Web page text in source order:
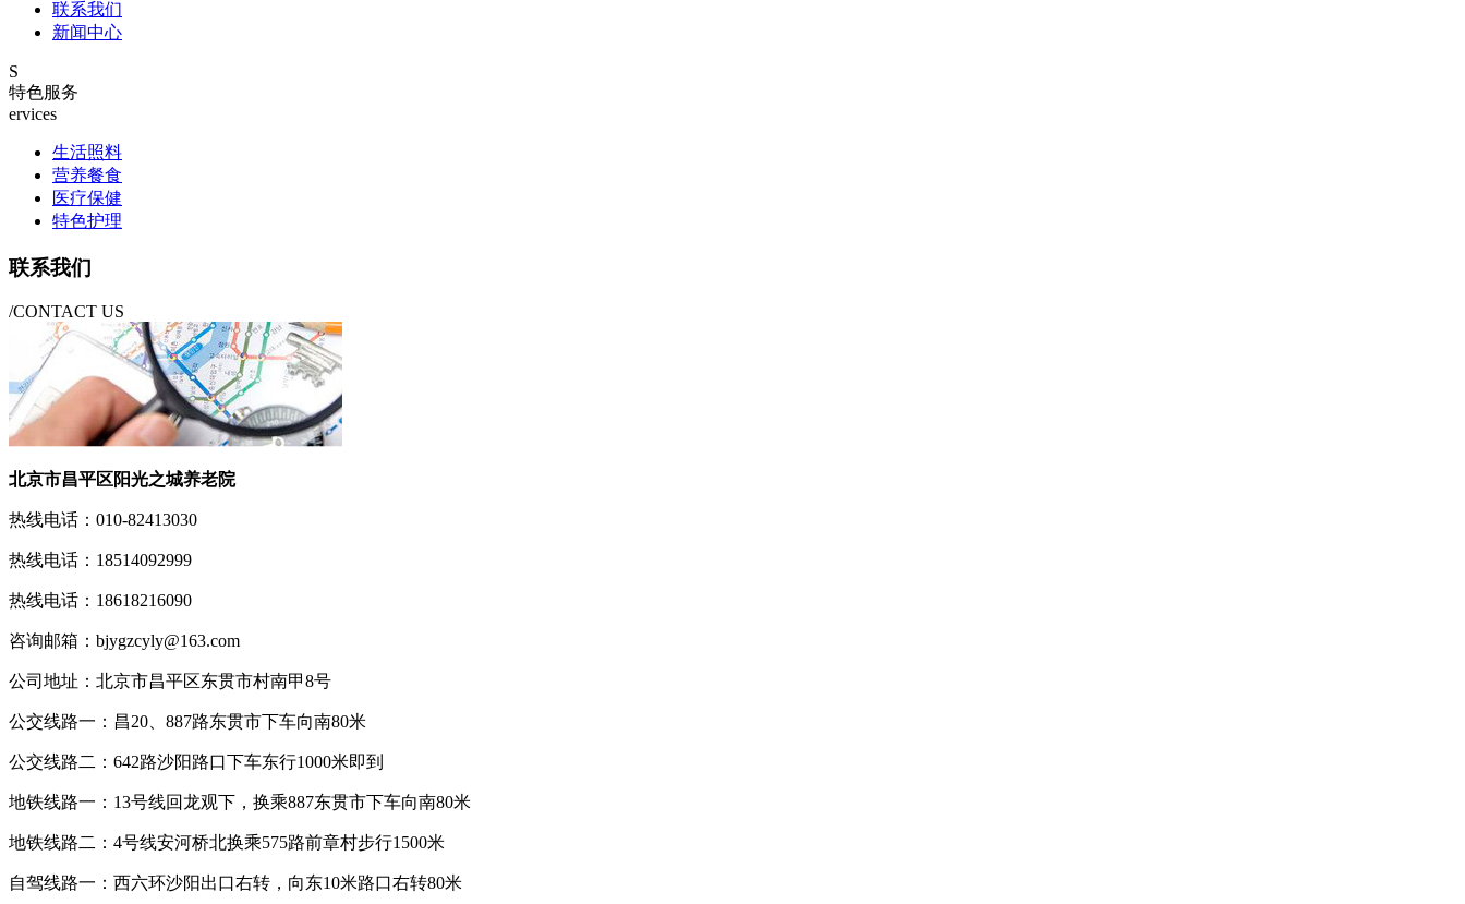
联系我们
新闻中心
S
特色服务
ervices
生活照料
营养餐食
医疗保健
特色护理
联系我们
/CONTACT US
北京市昌平区阳光之城养老院
热线电话：010-82413030
热线电话：18514092999
热线电话：18618216090
咨询邮箱：bjygzcyly@163.com
公司地址：北京市昌平区东贯市村南甲8号
公交线路一：昌20、887路东贯市下车向南80米
公交线路二：642路沙阳路口下车东行1000米即到
地铁线路一：13号线回龙观下，换乘887东贯市下车向南80米
地铁线路二：4号线安河桥北换乘575路前章村步行1500米
自驾线路一：西六环沙阳出口右转，向东10米路口右转80米